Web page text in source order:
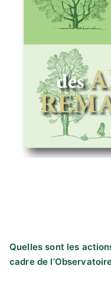
Quelles sont les
cadre de